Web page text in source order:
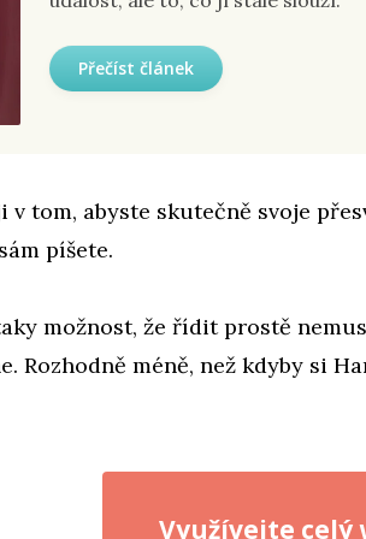
Přečíst článek
v tom, abyste skutečně svoje
píšete.
možnost, že řídit prostě
Rozhodně méně, než kdyby si
Využívejte celý